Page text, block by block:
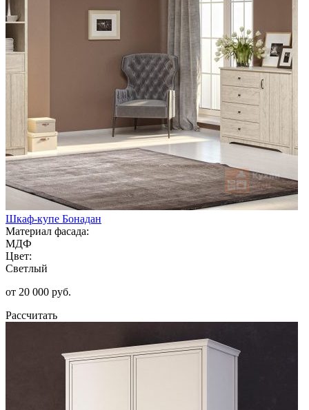
Шкаф-купе Бонадан
Материал фасада:
МДФ
Цвет:
Светлый
от 20 000 руб.
Рассчитать